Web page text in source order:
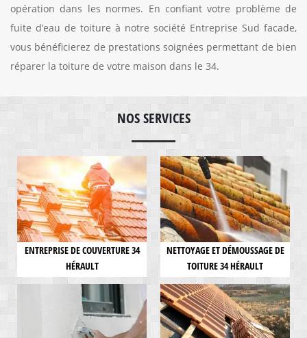
opération dans les normes. En confiant votre problème de
fuite d’eau de toiture à notre société Entreprise Sud facade,
vous bénéficierez de prestations soignées permettant de bien
réparer la toiture de votre maison dans le 34.
NOS SERVICES
ENTREPRISE DE COUVERTURE 34
HÉRAULT
NETTOYAGE ET DÉMOUSSAGE DE
TOITURE 34 HÉRAULT